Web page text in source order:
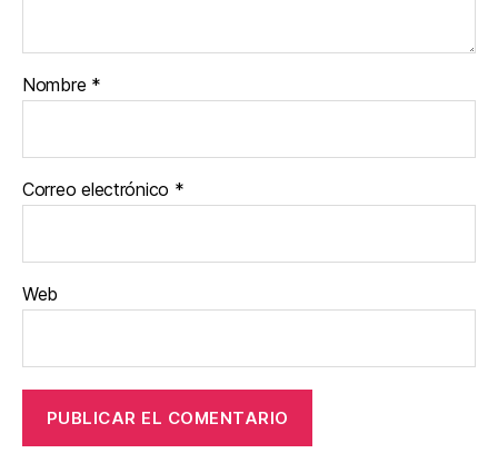
Nombre *
Correo electrónico *
Web